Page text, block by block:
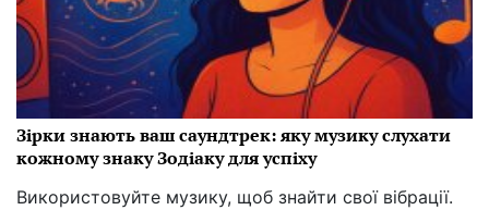
Зірки знають ваш саундтрек: яку музику слухати
кожному знаку Зодіаку для успіху
Використовуйте музику, щоб знайти свої вібрації.